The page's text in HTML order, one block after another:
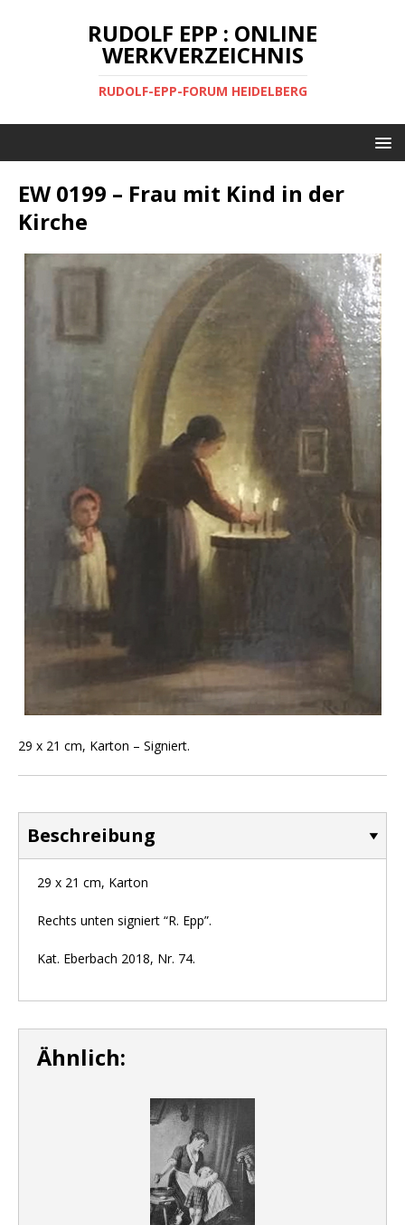
RUDOLF EPP : ONLINE
WERKVERZEICHNIS
RUDOLF-EPP-FORUM HEIDELBERG
EW 0199 – Frau mit Kind in der
Kirche
29 x 21 cm, Karton – Signiert.
Beschreibung
29 x 21 cm, Karton
Rechts unten signiert “R. Epp”.
Kat. Eberbach 2018, Nr. 74.
Ähnlich: